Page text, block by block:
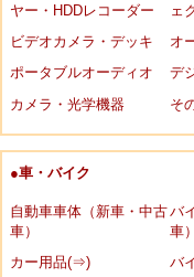
ヤー・HDDレコーダー
ェ
ビデオカメラ・デッキ
オ
ポータブルオーディオ
デ
カメラ・光学機器
そ
●車・バイク
自動車車体（新車・中古
車）
バ
車）
カー用品(⇒)
バ